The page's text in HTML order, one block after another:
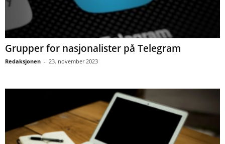
Grupper for nasjonalister på Telegram
Redaksjonen - 23. november 2023